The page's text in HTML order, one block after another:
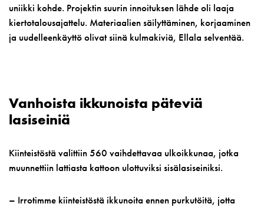
uniikki kohde. Projektin suurin innoituksen lähde oli laaja
kiertotalousajattelu. Materiaalien säilyttäminen, korjaaminen
ja uudelleenkäyttö olivat siinä kulmakiviä, Ellala selventää.
Vanhoista ikkunoista päteviä
lasiseiniä
Kiinteistöstä valittiin 560 vaihdettavaa ulkoikkunaa, jotka
muunnettiin lattiasta kattoon ulottuviksi sisälasiseiniksi.
– Irrotimme kiinteistöstä ikkunoita ennen purkutöitä, jotta